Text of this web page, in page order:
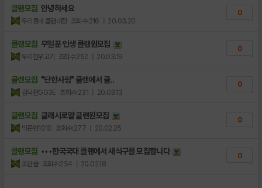
클랜모집 안녕하세요
우리동네 클랜대장 조회수:216 | 20.03.20
0
클랜모집 무일푼 인생 클랜원모집
우리한우고기 조회수:252 | 20.03.19
0
클랜모집 "단한사람" 클랜에서 클..
김덕환GG3E 조회수:231 | 20.03.13
0
클랜모집 클래시로얄 클랜원모집
박준현1010 조회수:277 | 20.02.25
0
클랜모집 •••한국국대 클랜에서 새식구를 모집합니다
조찬솔 조회수:254 | 20.02.18
0